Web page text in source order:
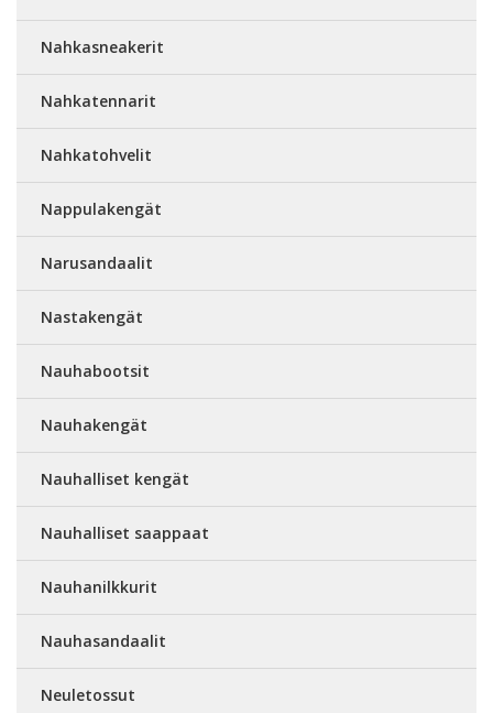
Nahkasneakerit
Nahkatennarit
Nahkatohvelit
Nappulakengät
Narusandaalit
Nastakengät
Nauhabootsit
Nauhakengät
Nauhalliset kengät
Nauhalliset saappaat
Nauhanilkkurit
Nauhasandaalit
Neuletossut